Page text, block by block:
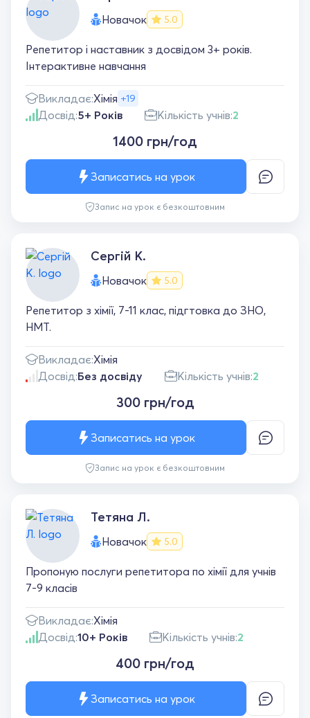
Новачок 5.0
Репетитор і наставник з досвідом 3+ років.
Інтерактивне навчання
Викладає:Хімія +19
Досвід:5+ Років Кількість учнів:2
1400 грн/год
Запис на урок є безкоштовним
Записатись на урок
Сергій К.
Новачок 5.0
Репетитор з хімії, 7-11 клас, підгтовка до ЗНО,
НМТ.
Викладає:Хімія
Досвід:Без досвіду Кількість учнів:2
300 грн/год
Запис на урок є безкоштовним
Записатись на урок
Тетяна Л.
Новачок 5.0
Пропоную послуги репетитора по хімії для учнів
7-9 класів
Викладає:Хімія
Досвід:10+ Років Кількість учнів:2
400 грн/год
Записатись на урок